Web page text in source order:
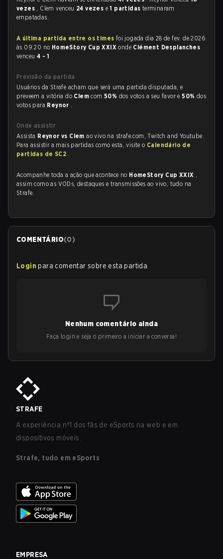
vezes , Clem venceu 24 vezes e1 partidas terminaram
empatadas.
A última partida entre os times foi jogada dia 28 de fev. de 2026
às 09:20 no HomeStory Cup XXIXonde Clément Desplanches
venceu 4 - 1 .
Previsão da partida
Usuários da Strafe acham que será uma partida disputada, e
preveem a vitória do Clemcom50% dos votos a seu favor e50% dos
votos para Reynor .
Onde assistir
Assista Reynor vs Clemao vivo na strafe.com, Twitch and Youtube.
Para assistir a mais partidas como esta, visite o Calendário de
partidas de SC2 .
Acompanhe toda a ação que acontece no HomeStory Cup XXIX ,
assim como as VODs, destaques e transmissões ao vivo, tudo na
Strafe.
COMENTÁRIO(0)
Login para comentar sobre esta partida
Nenhum comentário ainda
Faça login e seja o primeiro a iniciar a conversa!
STRAFE
A experiência nº1 dos fãs de eSports na web e em
dispositivos móveis.
Strafe, tudo em eSports
EMPRESA